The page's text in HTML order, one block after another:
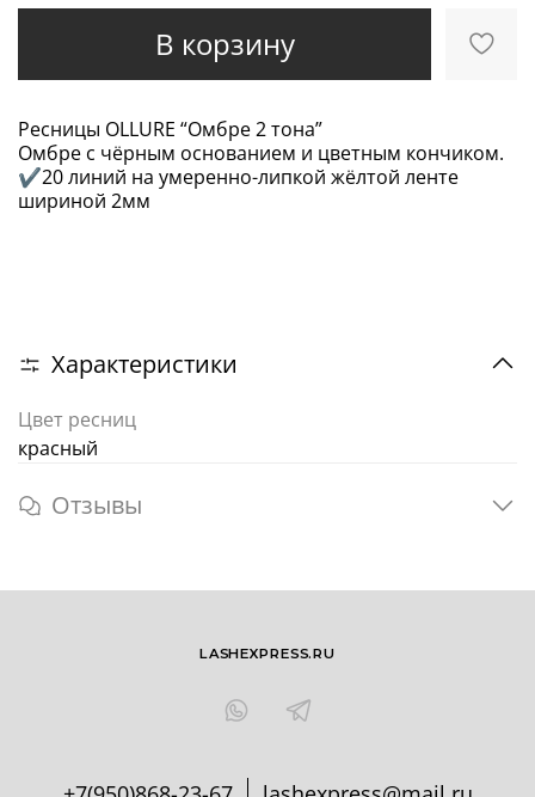
В корзину
Ресницы OLLURE “Омбре 2 тона”
Омбре с чёрным основанием и цветным кончиком.
✔20 линий на умеренно-липкой жёлтой ленте
шириной 2мм
Характеристики
Цвет ресниц
красный
Отзывы
LASHEXPRESS.RU